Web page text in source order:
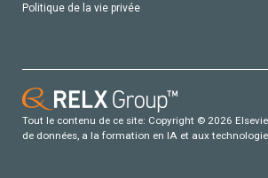
Politique de la vie privée
Tout le contenu de ce site: Copyright © 2026
de données, a la formation en IA et aux